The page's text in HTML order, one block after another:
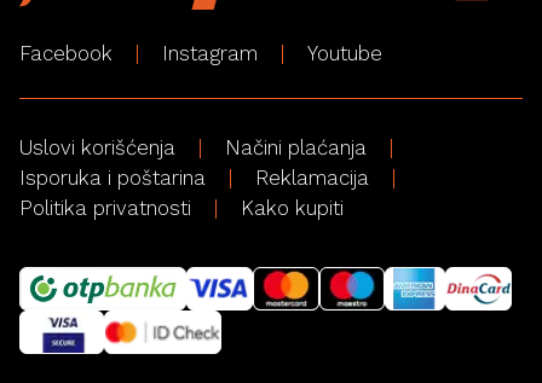
Facebook Instagram Youtube
Uslovi korišćenja
Načini plaćanja
Isporuka i poštarina
Reklamacija
Politika privatnosti
Kako kupiti